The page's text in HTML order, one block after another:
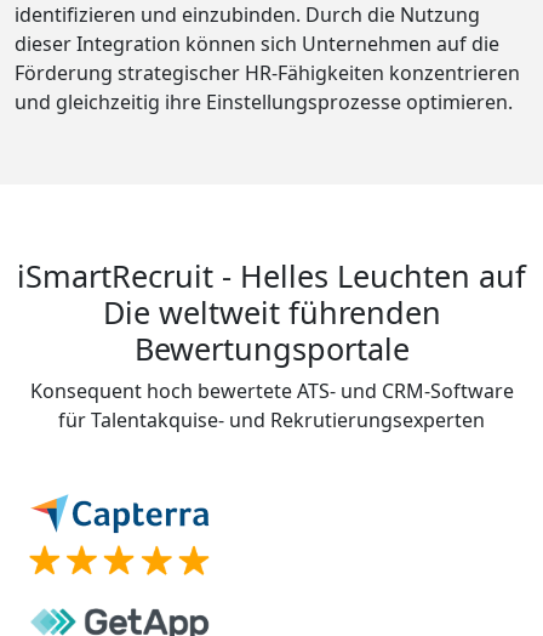
identifizieren und einzubinden. Durch die Nutzung
dieser Integration können sich Unternehmen auf die
Förderung strategischer HR-Fähigkeiten konzentrieren
und gleichzeitig ihre Einstellungsprozesse optimieren.
iSmartRecruit - Helles Leuchten auf
Die weltweit führenden
Bewertungsportale
Konsequent hoch bewertete ATS- und CRM-Software
für Talentakquise- und Rekrutierungsexperten